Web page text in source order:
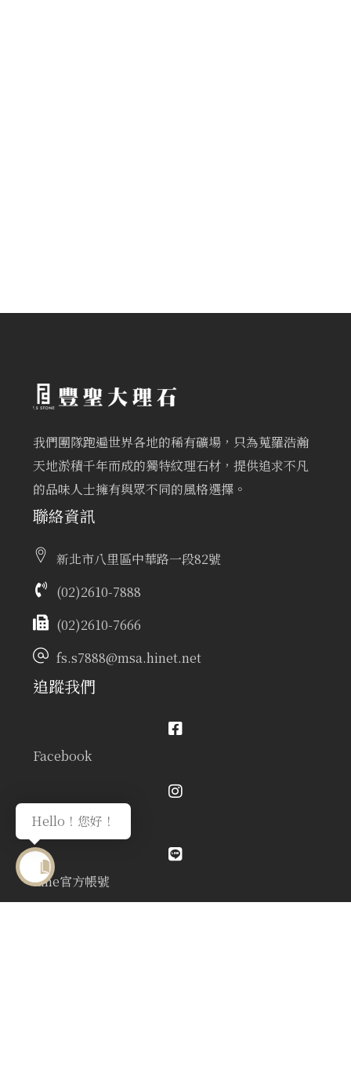
我們團隊跑遍世界各地的稀有礦場，只為蒐羅浩瀚
天地淤積千年而成的獨特紋理石材，提供追求不凡
的品味人士擁有與眾不同的風格選擇。
聯絡資訊
新北市八里區中華路一段82號
(02)2610-7888
(02)2610-7666
fs.s7888@msa.hinet.net
追蹤我們
Facebook
Instagram
Line官方帳號
Hello！您好！